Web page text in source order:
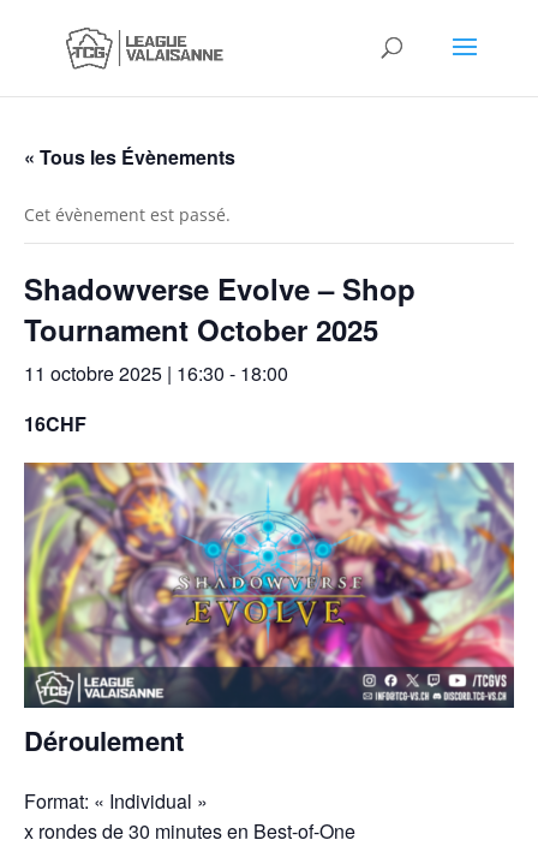
« Tous les Évènements
Cet évènement est passé.
Shadowverse Evolve – Shop
Tournament October 2025
11 octobre 2025 | 16:30 - 18:00
16CHF
Déroulement
Format: « Individual »
x rondes de 30 minutes en Best-of-One